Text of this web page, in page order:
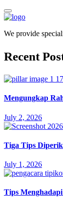
We provide
Recent
Mengungkap
July 2, 2026
Tiga Tips
July 1, 2026
Tips